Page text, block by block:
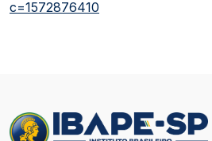
c=1572876410